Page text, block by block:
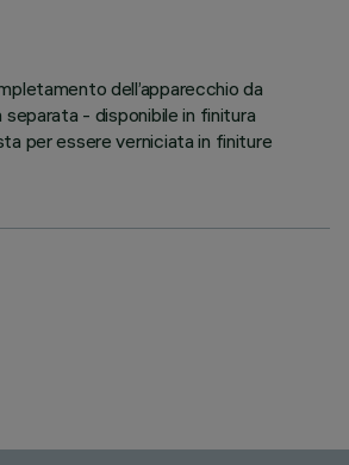
dell’apparecchio da
- disponibile in finitura
per essere verniciata in finiture